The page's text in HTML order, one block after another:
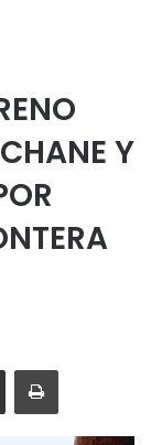
Y
Enviar vía email Imprimir